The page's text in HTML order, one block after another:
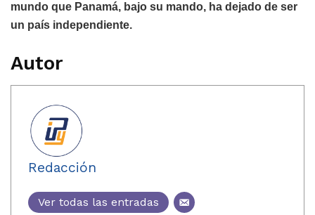
mundo que Panamá, bajo su mando, ha dejado de ser
un país independiente.
Autor
Redacción
Ver todas las entradas